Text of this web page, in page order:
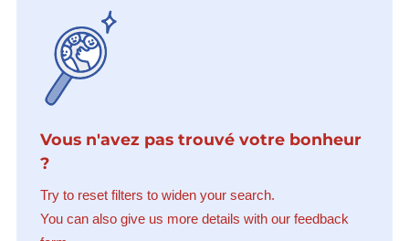
Vous n'avez pas trouvé votre bonheur
?
Try to reset filters to widen your search.
You can also give us more details with our feedback